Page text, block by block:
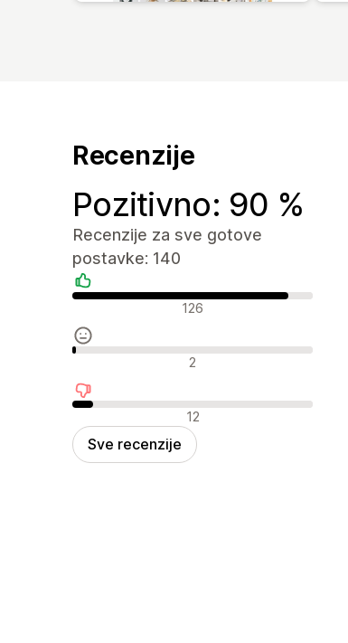
Recenzije
Pozitivno: 90 %
Recenzije za sve gotove
postavke: 140
Pozitivne recenzije
126
Neutralne recenzije
2
Negativne recenzije
12
Sve recenzije